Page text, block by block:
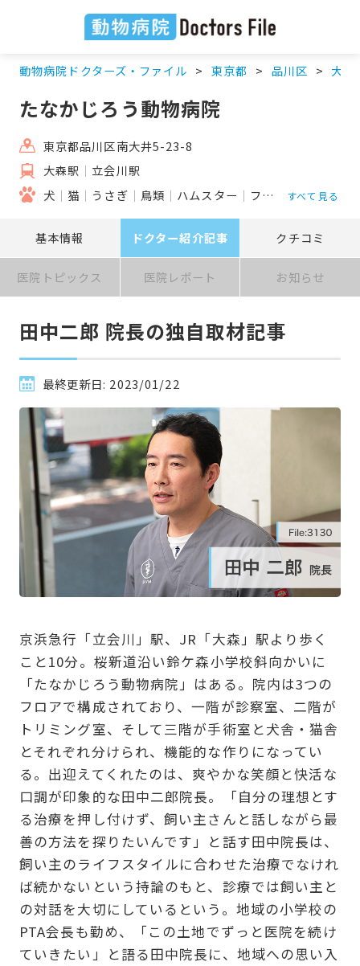
動物病院ドクターズ・ファイル 東京都 品川区 大森
たなかじろう動物病院
東京都品川区南大井5-23-8
大森駅
立会川駅
犬
猫 うさぎ 鳥類 ハムスター フェレット モル
すべて見る
基本情報 ドクター紹介記事 クチコミ
医院トピックス 医院レポート お知らせ
田中二郎 院長の独自取材記事
最終更新日: 2023/01/22
京浜急行「立会川」駅、JR「大森」駅より歩く
こと10分。桜新道沿い鈴ケ森小学校斜向かいに
「たなかじろう動物病院」はある。院内は3つの
フロアで構成されており、一階が診察室、二階が
トリミング室、そして三階が手術室と犬舎・猫舎
とそれぞれ分けられ、機能的な作りになってい
る。出迎えてくれたのは、爽やかな笑顔と快活な
口調が印象的な田中二郎院長。「自分の理想とす
る治療を押し付けず、飼い主さんと話しながら最
善の方法を探りたいんです」と話す田中院長は、
飼い主のライフスタイルに合わせた治療でなけれ
ば続かないという持論のもと、診療では飼い主と
の対話を大切にしているという。地域の小学校の
PTA会長も勤め、「この土地でずっと医院を続け
ていきたい」と語る田中院長に、地域への思い入